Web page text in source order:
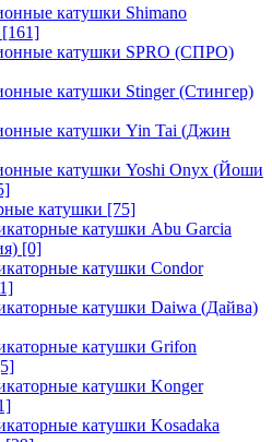
катушки Shimano
[161]
катушки SPRO (СПРО)
катушки Stinger (Стингер)
катушки Yin Tai (Джин
катушки Yoshi Onyx (Йоши
катушки [75]
катушки Abu Garcia
[0]
катушки Condor
катушки Daiwa (Дайва)
катушки Grifon
катушки Konger
катушки Kosadaka